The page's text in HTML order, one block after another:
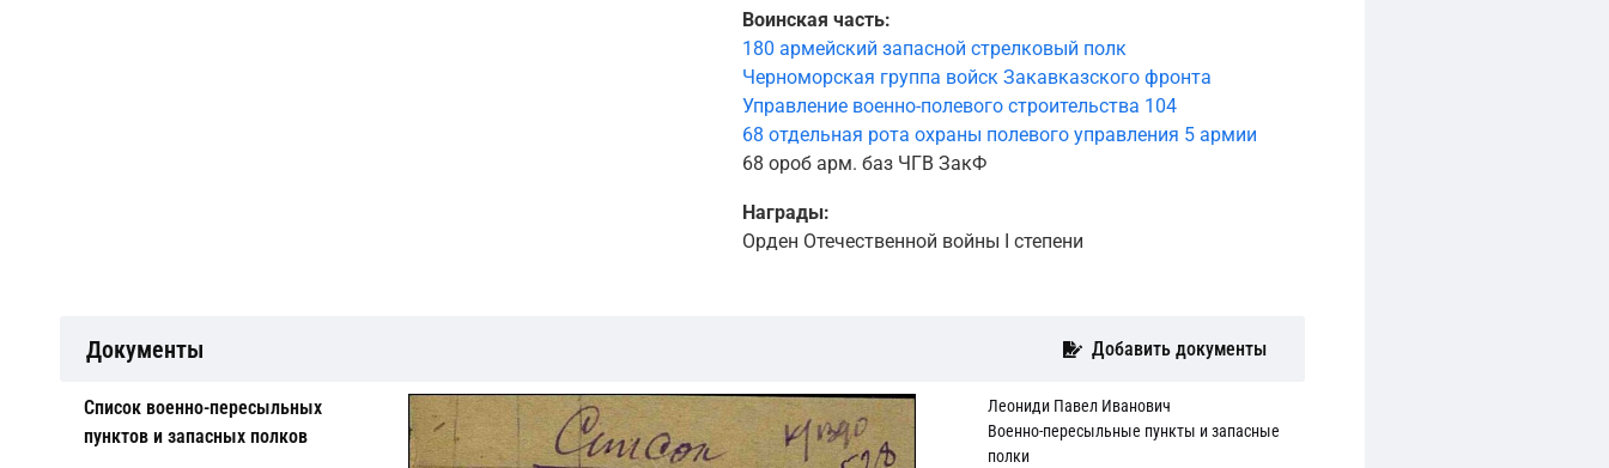
Воинская часть:
180 армейский запасной стрелковый полк
Черноморская группа войск Закавказского фронта
Управление военно-полевого строительства 104
68 отдельная рота охраны полевого управления 5 армии
68 ороб арм. баз ЧГВ ЗакФ
Награды:
Орден Отечественной войны I степени
Документы Добавить документы
Cписок военно-пересыльных
пунктов и запасных полков
Леониди Павел Иванович
Военно-пересыльные пункты и запасные
полки